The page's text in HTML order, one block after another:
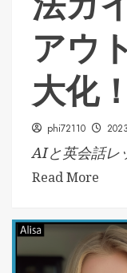
アウ
大化
phi72110
AIと英会話レ
Read More